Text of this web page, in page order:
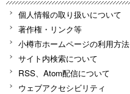
個人情報の取り扱いについて
著作権・リンク等
小樽市ホームページの利用方法
サイト内検索について
RSS、Atom配信について
ウェブアクセシビリティ